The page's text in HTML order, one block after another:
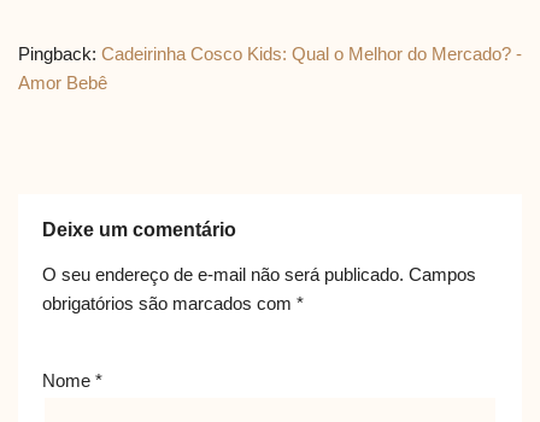
Pingback: Cadeirinha Cosco Kids: Qual o Melhor do Mercado? -
Amor Bebê
Deixe um comentário
O seu endereço de e-mail não será publicado. Campos
obrigatórios são marcados com *
Nome *